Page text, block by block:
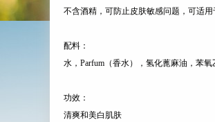
不含酒精，可防止皮肤敏感问题，可适用
配料：
水，Parfum（香水），氢化蓖麻油，苯
功效：
清爽和美白肌肤